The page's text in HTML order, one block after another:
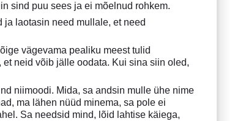
sind puu sees ja ei mõelnud rohkem.
ja laotasin need mullale, et need
vägevama pealiku meest tulid
neid võib jälle oodata. Kui sina siin oled,
niimoodi. Mida, sa andsin mulle ühe nime
ma lähen nüüd minema, sa pole ei
Sa needsid mind, lõid lahtise käiega,